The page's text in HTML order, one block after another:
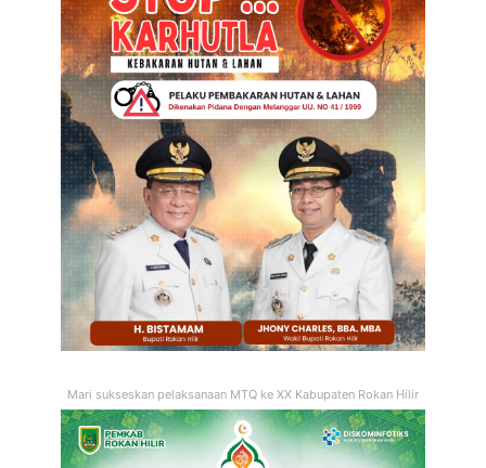
Mari sukseskan pelaksanaan MTQ ke XX Kabupaten Rokan Hilir